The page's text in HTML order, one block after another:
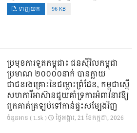
ទាញយក 96 KB
ប្រមុខការទូតកម្ពុជា៖ ជនស៊ីវិលកម្ពុជា
ប្រមាណ ២០០០០នាក់ បានក្លាយ
ជាជនរងគ្រោះនៃជម្លោះព្រំដែន, កម្ពុជាស្នើ
សហការីអាស៊ានជួយគាំទ្រការអំពាវនាវឱ្យ
ពួកគាត់ត្រឡប់ទៅកាន់ផ្ទះសម្បែងវិញ
ចំនួនអាន ( 1.5k ) ថ្ងៃ​អង្គារ, 21 ខែ​កក្កដា, 2026